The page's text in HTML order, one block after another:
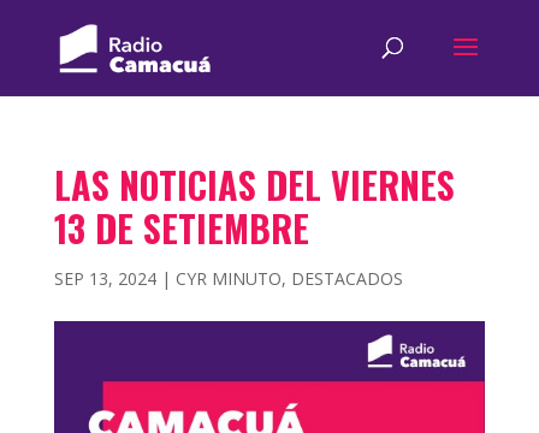
LAS NOTICIAS DEL VIERNES
13 DE SETIEMBRE
SEP 13, 2024| CYR MINUTO, DESTACADOS